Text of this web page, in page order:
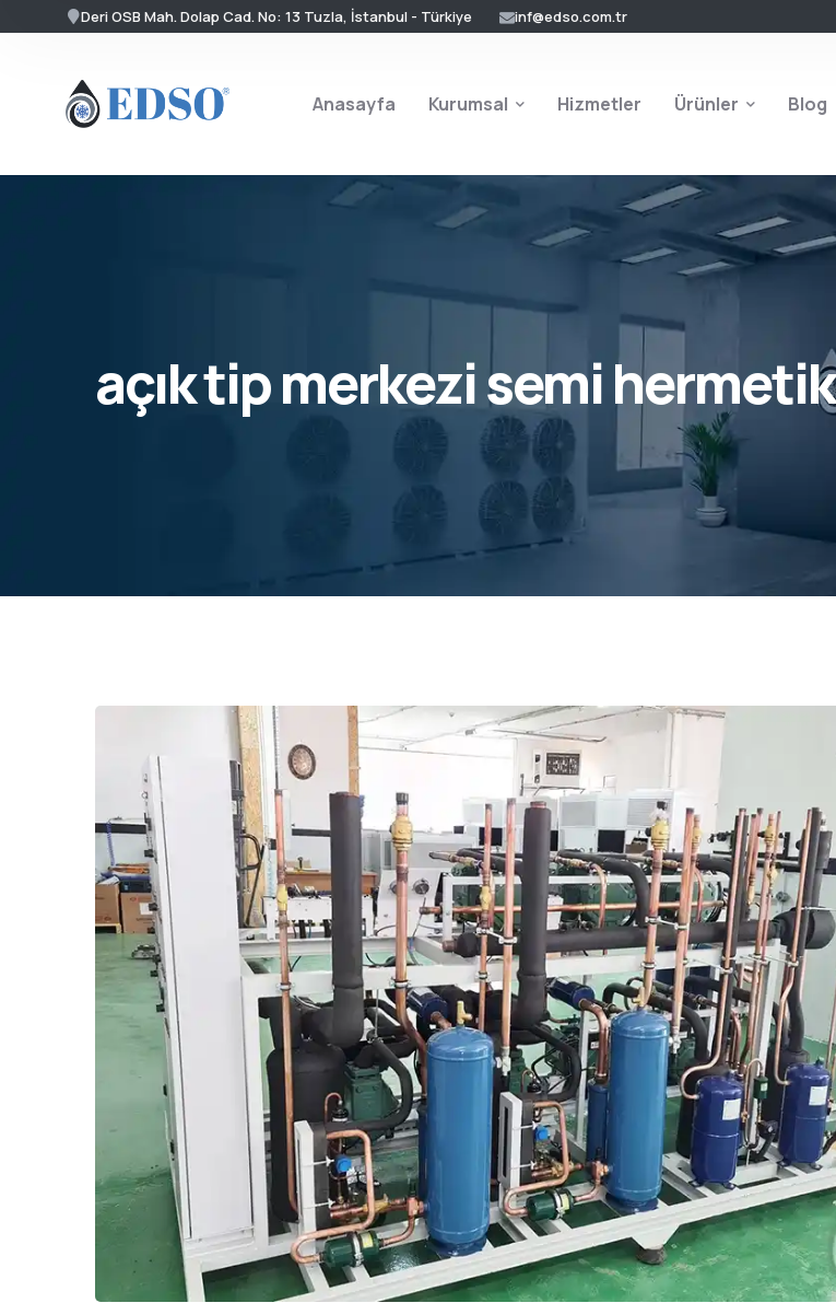
Deri OSB Mah. Dolap Cad. No: 13 Tuzla, İstanbul - Türkiye inf@edso.com.tr
Anasayfa Kurumsal Hizmetler Ürünler Blog
açık tip merkezi semi hermetik